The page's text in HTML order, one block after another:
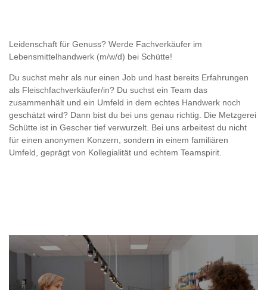
Leidenschaft für Genuss? Werde Fachverkäufer im
Lebensmittelhandwerk (m/w/d) bei Schütte!
Du suchst mehr als nur einen Job und hast bereits Erfahrungen
als Fleischfachverkäufer/in? Du suchst ein Team das
zusammenhält und ein Umfeld in dem echtes Handwerk noch
geschätzt wird? Dann bist du bei uns genau richtig. Die Metzgerei
Schütte ist in Gescher tief verwurzelt. Bei uns arbeitest du nicht
für einen anonymen Konzern, sondern in einem familiären
Umfeld, geprägt von Kollegialität und echtem Teamspirit.